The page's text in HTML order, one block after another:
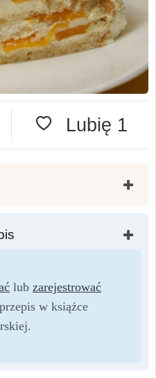
Lubię 1
lub zarejestrować
w książce